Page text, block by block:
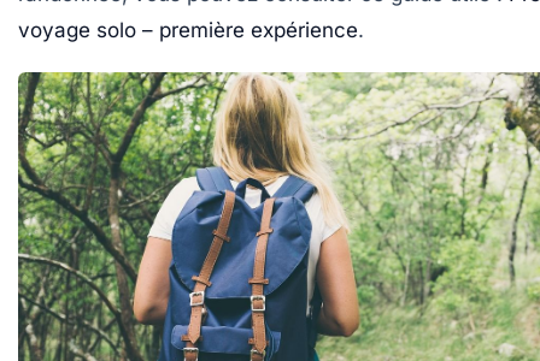
voyage solo – première expérience.